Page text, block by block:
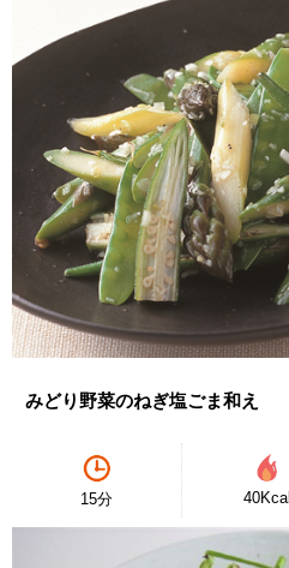
みどり野菜のねぎ塩ごま和え
15分 40Kcal